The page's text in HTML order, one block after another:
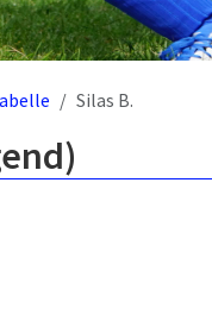
Silas B.